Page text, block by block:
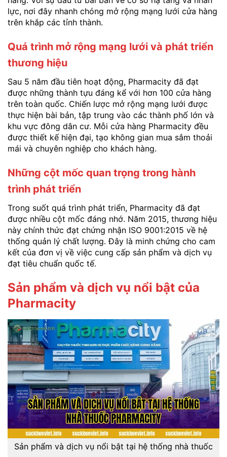
lực, nơi đây nhanh chóng mở rộng mạng lưới cửa hàng
trên khắp các tỉnh thành.
Quá trình mở rộng mạng lưới và phát triển
thương hiệu
Sau 5 năm đầu tiên hoạt động, Pharmacity đã đạt
được những thành tựu đáng kể với hơn 100 cửa hàng
trên toàn quốc. Chiến lược mở rộng mạng lưới được
thực hiện bài bản, tập trung vào các thành phố lớn và
khu vực đông dân cư. Mỗi cửa hàng Pharmacity đều
được thiết kế hiện đại, tạo không gian mua sắm thoải
mái và chuyên nghiệp cho khách hàng.
Những cột mốc quan trọng trong hành
trình phát triển
Trong suốt quá trình phát triển, Pharmacity đã đạt
được nhiều cột mốc đáng nhớ. Năm 2015, thương hiệu
này chính thức đạt chứng nhận ISO 9001:2015 về hệ
thống quản lý chất lượng. Đây là minh chứng cho cam
kết của đơn vị về việc cung cấp sản phẩm và dịch vụ
đạt tiêu chuẩn quốc tế.
Sản phẩm và dịch vụ nổi bật của
Pharmacity
Sản phẩm và dịch vụ nổi bật tại hệ thống nhà thuốc